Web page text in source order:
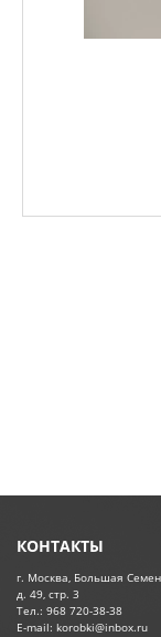
КОНТАКТЫ
г. Москва, Большая
д. 49, стр. 3
Тел.: 968 720-38-38
E-mail: korobki@inbox.ru